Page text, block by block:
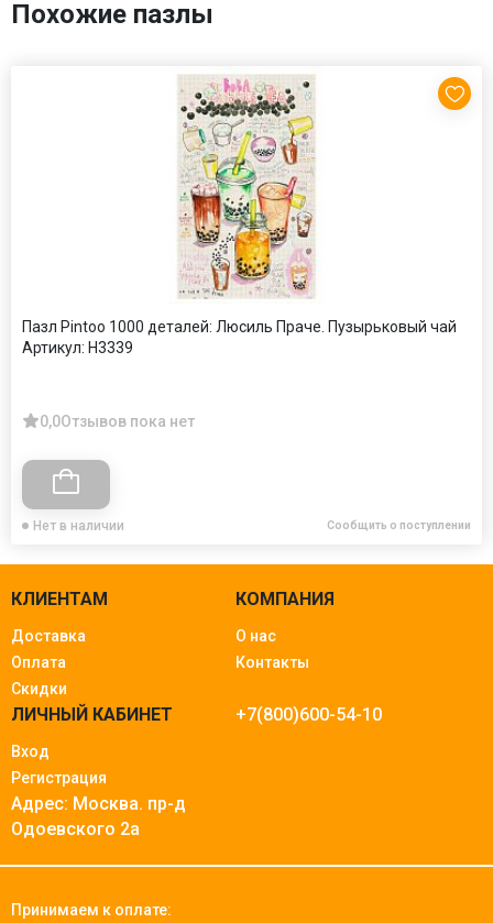
Похожие пазлы
Пазл Pintoo 1000 деталей: Люсиль Праче. Пузырьковый чай
Артикул: H3339
0,0Отзывов пока нет
Нет в наличии Сообщить о поступлении
КЛИЕНТАМ
Доставка
Оплата
Скидки
КОМПАНИЯ
О нас
Контакты
ЛИЧНЫЙ КАБИНЕТ
Вход
Регистрация
+7(800)600-54-10
Адрес: Москва. пр-д
Одоевского 2а
Принимаем к оплате: